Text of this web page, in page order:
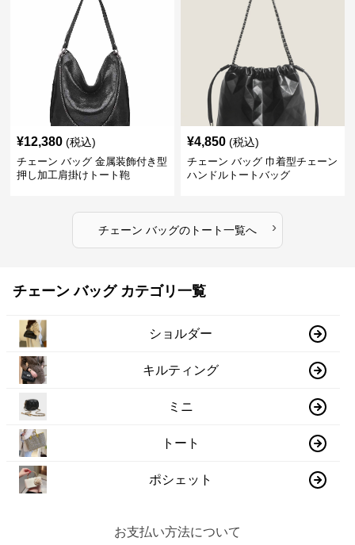
¥12,380 (税込)
チェーン バッグ 金属装飾付き型
押し加工肩掛けトート鞄
¥4,850 (税込)
チェーン バッグ 巾着型チェーン
ハンドルトートバッグ
チェーン バッグのトート一覧へ ›
チェーン バッグ カテゴリ一覧
ショルダー
キルティング
ミニ
トート
ポシェット
お支払い方法について